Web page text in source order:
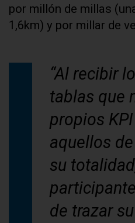
por millón de millas
1,6km) y por millar de
“Al recibir
tablas que
propios
aquellos
su
de trazar